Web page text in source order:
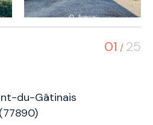
01 / 25
du-Gâtinais
(77890)